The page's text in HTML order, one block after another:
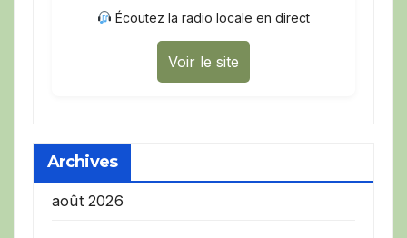
Écoutez la radio locale en direct
Voir le site
Archives
août 2026